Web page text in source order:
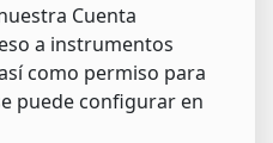
Cuenta
a instrumentos
como permiso para
puede configurar en